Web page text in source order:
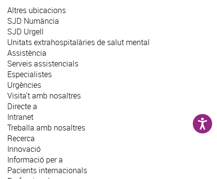
Altres ubicacions
SJD Numància
SJD Urgell
Unitats extrahospitalàries de salut mental
Assistència
Serveis assistencials
Especialistes
Urgències
Visita't amb nosaltres
Directe a
Intranet
Treballa amb nosaltres
Recerca
Innovació
Informació per a
Pacients internacionals